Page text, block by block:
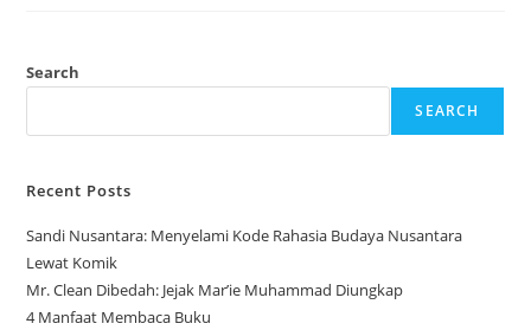
Search
SEARCH
Recent Posts
Sandi Nusantara: Menyelami Kode Rahasia Budaya Nusantara
Lewat Komik
Mr. Clean Dibedah: Jejak Mar’ie Muhammad Diungkap
4 Manfaat Membaca Buku